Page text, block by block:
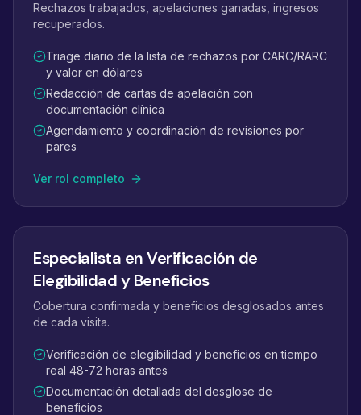
Rechazos trabajados, apelaciones ganadas, ingresos
recuperados.
Triage diario de la lista de rechazos por CARC/RARC
y valor en dólares
Redacción de cartas de apelación con
documentación clínica
Agendamiento y coordinación de revisiones por
pares
Ver rol completo
Especialista en Verificación de
Elegibilidad y Beneficios
Cobertura confirmada y beneficios desglosados antes
de cada visita.
Verificación de elegibilidad y beneficios en tiempo
real 48-72 horas antes
Documentación detallada del desglose de
beneficios